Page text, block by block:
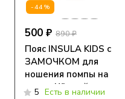
-44%
500 ₽ 890 ₽
Пояс INSULA KIDS с
ЗАМОЧКОМ для
ношения помпы на
талии Чёрный кот
5 Есть в наличии